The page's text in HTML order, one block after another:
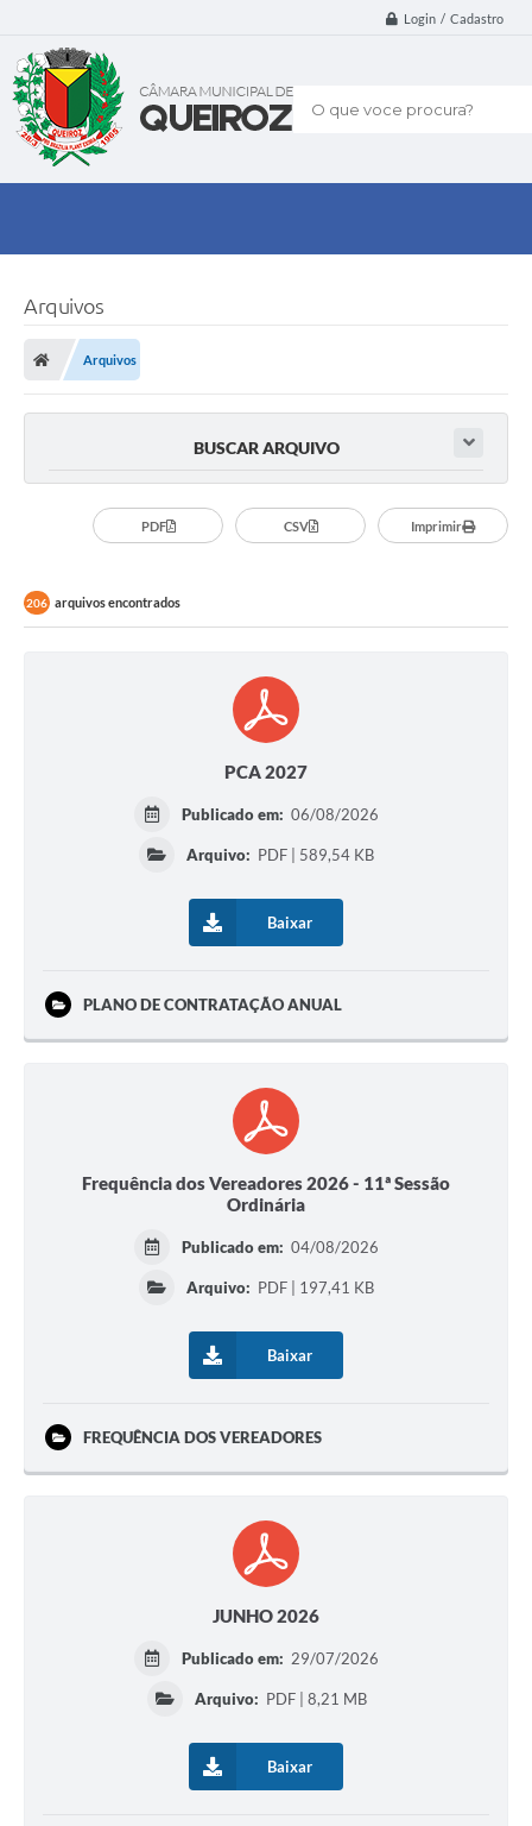
Login / Cadastro
O que voce procura?
Arquivos
Arquivos
BUSCAR ARQUIVO
PDF CSV Imprimir
206 arquivos encontrados
PCA 2027
Publicado em: 06/08/2026
Arquivo: PDF | 589,54 KB
Baixar
PLANO DE CONTRATAÇÃO ANUAL
Frequência dos Vereadores 2026 - 11ª Sessão
Ordinária
Publicado em: 04/08/2026
Arquivo: PDF | 197,41 KB
Baixar
FREQUÊNCIA DOS VEREADORES
JUNHO 2026
Publicado em: 29/07/2026
Arquivo: PDF | 8,21 MB
Baixar